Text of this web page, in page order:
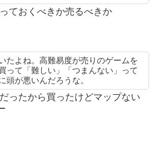
ておくべきか売るべきか
たよね。高難易度が売りのゲームを
って「難しい」「つまんない」って
頭が悪いんだろうな。
ったから買ったけどマップない